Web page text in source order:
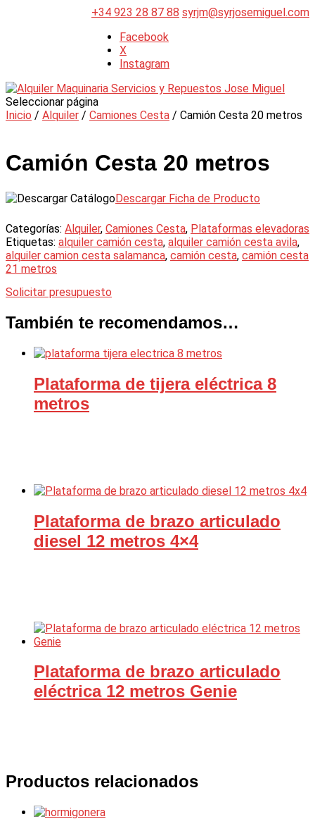
+34 923 28 87 88 syrjm@syrjosemiguel.com
Facebook
X
Instagram
Seleccionar página
Inicio / Alquiler / Camiones Cesta / Camión Cesta 20 metros
Camión Cesta 20 metros
Descargar Ficha de Producto
Categorías: Alquiler, Camiones Cesta, Plataformas elevadoras
Etiquetas: alquiler camión cesta, alquiler camión cesta avila,
alquiler camion cesta salamanca, camión cesta, camión cesta
21 metros
Solicitar presupuesto
También te recomendamos…
Plataforma de tijera eléctrica 8
metros
Plataforma de brazo articulado
diesel 12 metros 4×4
Plataforma de brazo articulado
eléctrica 12 metros Genie
Productos relacionados